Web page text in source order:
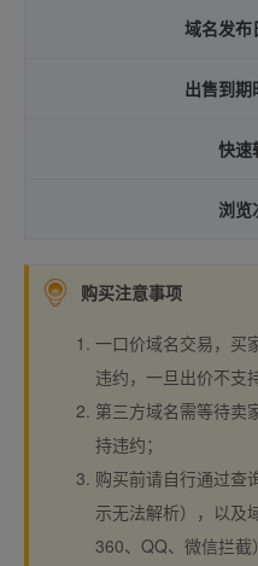
域名发布
出售到期
快速
浏览
购买注意事项
一口价域名交易，买
违约，一旦出价不支
第三方域名需等待卖
持违约；
购买前请自行通过查
示无法解析），以及
360、QQ、微信拦